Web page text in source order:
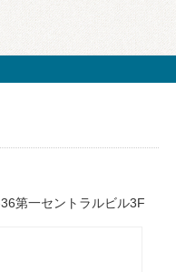
第一セントラルビル3F